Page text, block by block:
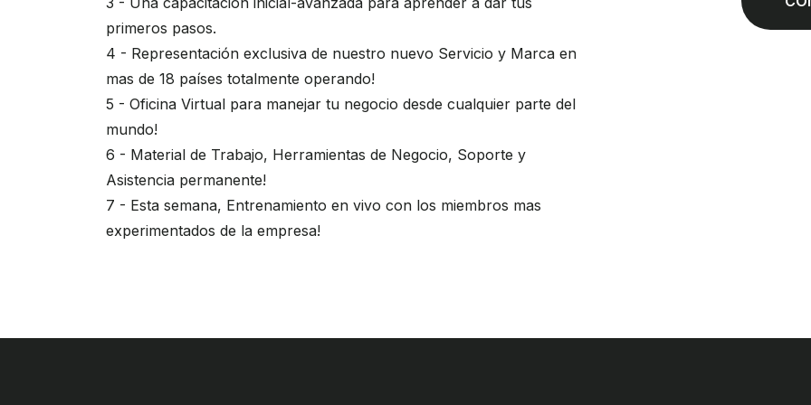
primeros pasos.
4 - Representación exclusiva de nuestro nuevo Servicio y Marca en
mas de 18 países totalmente operando!
5 - Oficina Virtual para manejar tu negocio desde cualquier parte del
mundo!
6 - Material de Trabajo, Herramientas de Negocio, Soporte y
Asistencia permanente!
7 - Esta semana, Entrenamiento en vivo con los miembros mas
experimentados de la empresa!